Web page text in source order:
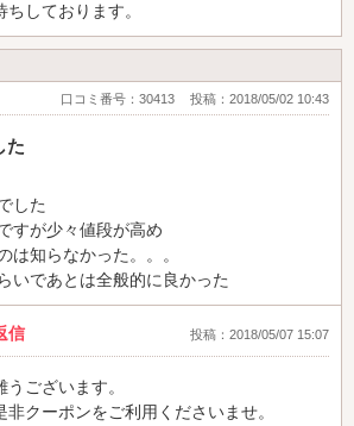
しております。
口コミ番号：30413 投稿：2018/05/02 10:43
た
した
すが少々値段が高め
は知らなかった。。。
いであとは全般的に良かった
信 投稿：2018/05/07 15:07
ございます。
クーポンをご利用くださいませ。